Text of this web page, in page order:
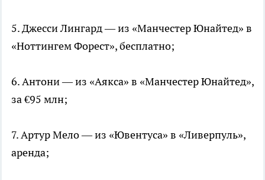
5. Джесси Лингард — из «Манчестер Юнайтед» в
«Ноттингем Форест», бесплатно;
6. Антони — из «Аякса» в «Манчестер Юнайтед»,
за €95 млн;
7. Артур Мело — из «Ювентуса» в «Ливерпуль»,
аренда;